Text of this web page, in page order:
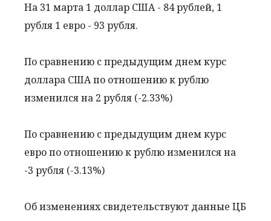
На 31 марта 1 доллар США - 84 рублей, 1
рубля 1 евро - 93 рубля.
По сравнению с предыдущим днем курс
доллара США по отношению к рублю
изменился на 2 рубля (-2.33%)
По сравнению с предыдущим днем курс
евро по отношению к рублю изменился на
-3 рубля (-3.13%)
Об изменениях свидетельствуют данные ЦБ